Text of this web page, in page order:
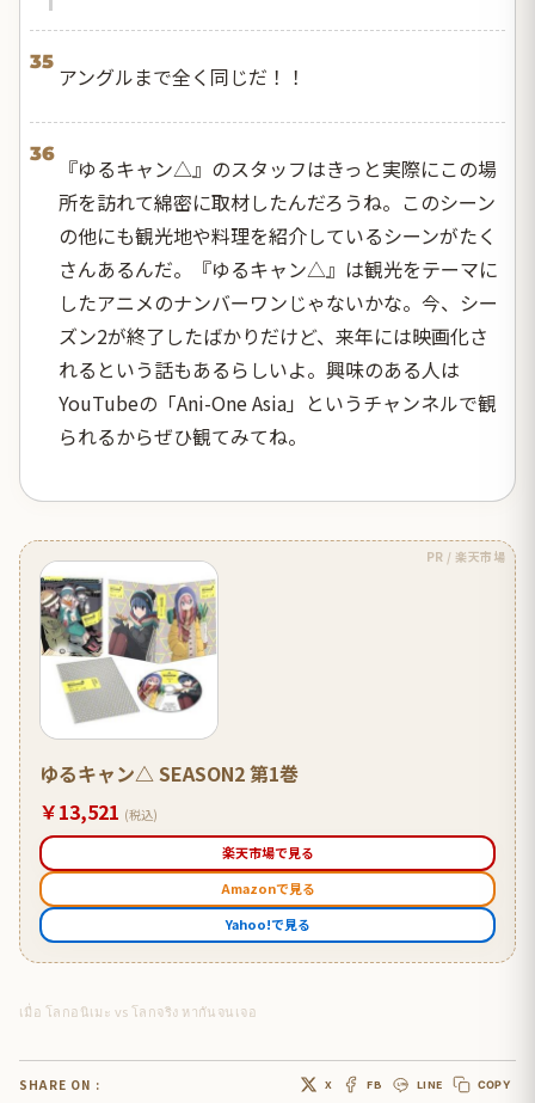
35
アングルまで全く同じだ！！
36
『ゆるキャン△』のスタッフはきっと実際にこの場
所を訪れて綿密に取材したんだろうね。このシーン
の他にも観光地や料理を紹介しているシーンがたく
さんあるんだ。『ゆるキャン△』は観光をテーマに
したアニメのナンバーワンじゃないかな。今、シー
ズン2が終了したばかりだけど、来年には映画化さ
れるという話もあるらしいよ。興味のある人は
YouTubeの「Ani-One Asia」というチャンネルで観
られるからぜひ観てみてね。
PR / 楽天市場
ゆるキャン△ SEASON2 第1巻
￥13,521 (税込)
楽天市場で見る
Amazonで見る
Yahoo!で見る
เมื่อ โลกอนิเมะ vs โลกจริง หากันจนเจอ
SHARE ON : X FB LINE COPY